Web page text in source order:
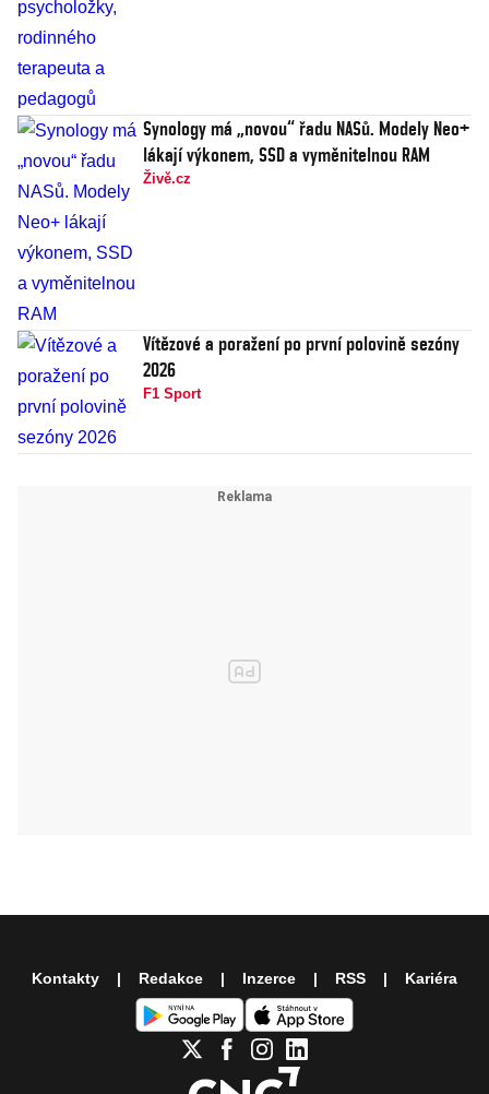
Synology má „novou“ řadu NASů. Modely Neo+
lákají výkonem, SSD a vyměnitelnou RAM
Živě.cz
Vítězové a poražení po první polovině sezóny
2026
F1 Sport
Kontakty Redakce Inzerce RSS Kariéra